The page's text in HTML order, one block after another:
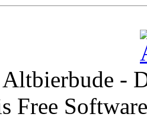
-
Free